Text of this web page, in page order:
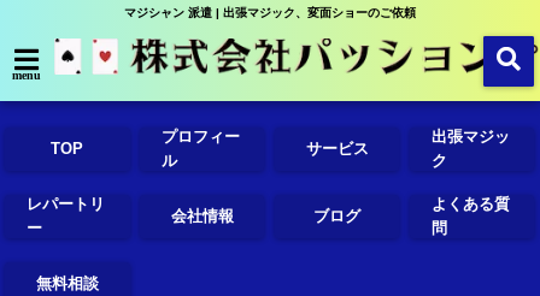
マジシャン 派遣 | 出張マジック、変面ショーのご依頼
menu
TOP
プロフィー
ル
サービス
出張マジッ
ク
レパートリ
ー
会社情報 ブログ
よくある質
問
無料相談